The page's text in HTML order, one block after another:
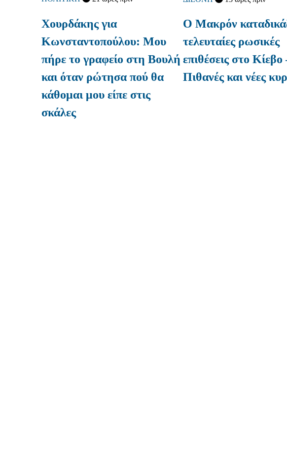
Χουρδάκης για
Κωνσταντοπούλου: Μου
πήρε το γραφείο στη Βουλή
και όταν ρώτησα πού θα
κάθομαι μου είπε στις
σκάλες
Ο Μακρόν
τελευταίες ρωσικές
επιθέσεις στο Κίεβο
Πιθανές και νέες